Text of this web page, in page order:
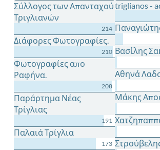
Σύλλογος των Απανταχού
Τριγλιανών
214
Διάφορες Φωτογραφίες.
210
Φωτογραφίες απο
Ραφήνα.
208
Παράρτημα Νέας
Τρίγλιας
191
Παλαιά Τρίγλια
173
triglianos -
Βασίλης
Αθηνά
Μάκης